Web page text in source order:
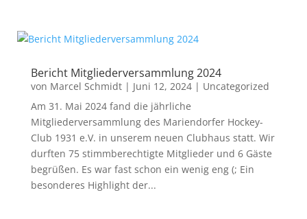
Bericht Mitgliederversammlung 2024
von Marcel Schmidt| Juni 12, 2024| Uncategorized
Am 31. Mai 2024 fand die jährliche
Mitgliederversammlung des Mariendorfer Hockey-
Club 1931 e.V. in unserem neuen Clubhaus statt. Wir
durften 75 stimmberechtigte Mitglieder und 6 Gäste
begrüßen. Es war fast schon ein wenig eng (; Ein
besonderes Highlight der...